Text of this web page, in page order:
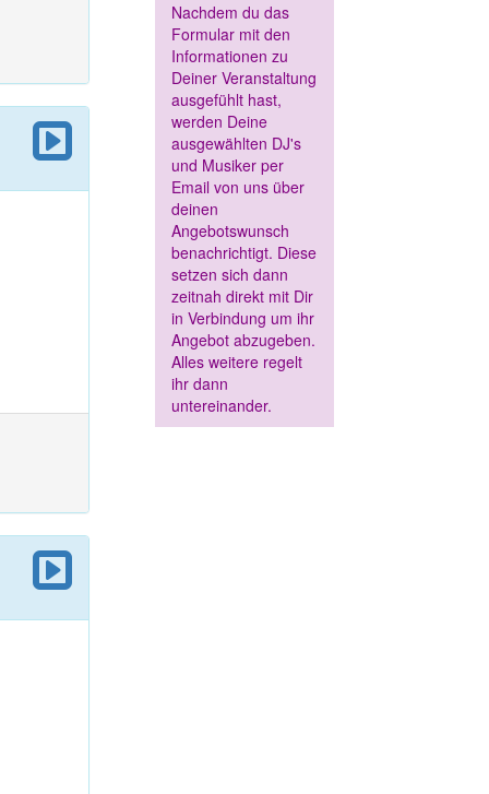
Nachdem du das
Formular mit den
Informationen zu
Deiner Veranstaltung
ausgefühlt hast,
werden Deine
ausgewählten DJ's
und Musiker per
Email von uns über
deinen
Angebotswunsch
benachrichtigt. Diese
setzen sich dann
zeitnah direkt mit Dir
in Verbindung um ihr
Angebot abzugeben.
Alles weitere regelt
ihr dann
untereinander.